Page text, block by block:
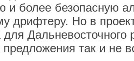
более безопасную
дрифтеру. Но в
Дальневосточного
предложения так и не